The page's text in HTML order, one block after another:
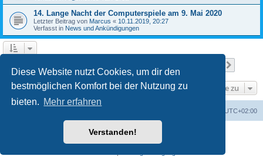
Diese Website nutzt Cookies, um dir den
bestmöglichen Komfort bei der Nutzung zu
bieten. Mehr erfahren
Verstanden!
14. Lange Nacht der Computerspiele am 9. Mai 2020
Letzter Beitrag von Marcus « 10.11.2019, 20:27
Verfasst in News und Ankündigungen
Gehe zu
UTC+02:00
Powered byphpBB® Forum Software © phpBB Limited
phpBB.de